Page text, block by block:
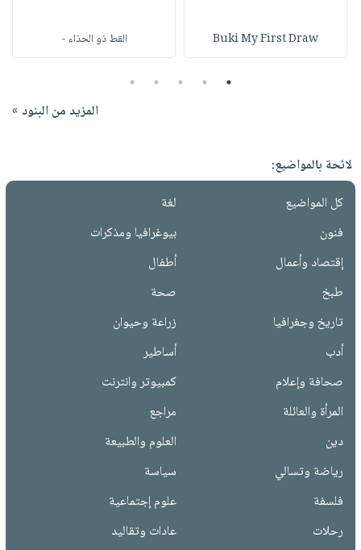
Buki My First Draw القط ذو الحذاء -
1
2
3
4
5
المزيد من البنود »
لائحة بالمواضيع:
كل المواضيع
لغة
فنون
بيوغرافيا ومذكرات
إقتصاد وأعمال
أطفال
طبخ
صحة
تاريخ وجغرافيا
زراعة وحيوان
أدب
أساطير
صحافة وإعلام
كمبيوتر وانترنت
المرأة والعائلة
مراجع
دين
العلوم والطبيعة
رياضة وتسالي
سياسة
فلسفة
علوم إجتماعية
رحلات
عادات وتقاليد